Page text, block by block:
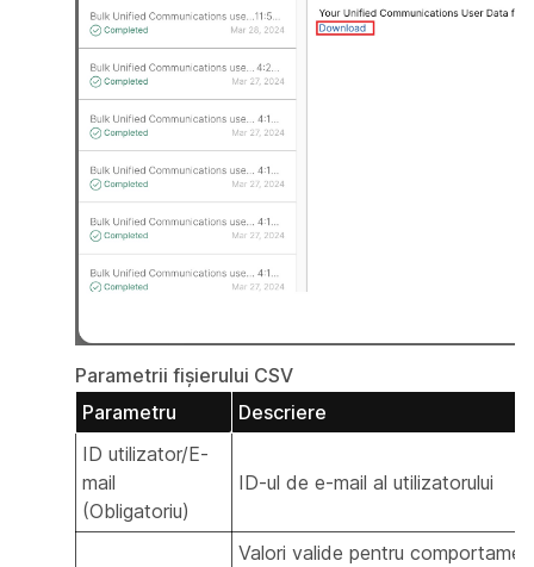
Parametrii fișierului CSV
Parametru
Descriere
ID utilizator/E-
mail
(Obligatoriu)
ID-ul de e-mail al utilizatorului
Valori valide pentru